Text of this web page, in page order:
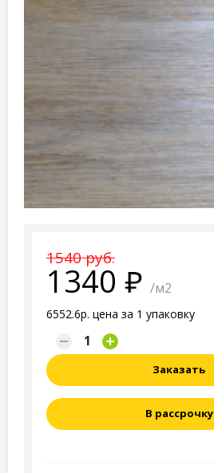
1540 руб.
1340 /м2
6552.6р. цена за 1 упаковку
Заказать
В рассрочку